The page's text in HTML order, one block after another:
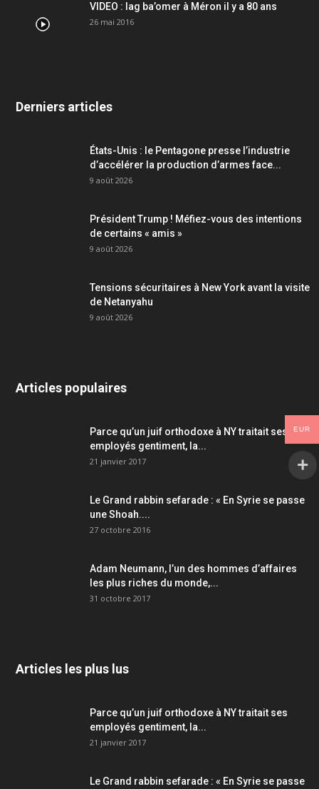
VIDEO : lag ba’omer à Méron il y a 80 ans
26 mai 2016
Derniers articles
États-Unis : le Pentagone presse l’industrie
d’accélérer la production d’armes face...
9 août 2026
Président Trump ! Méfiez-vous des intentions
de certains « amis »
9 août 2026
Tensions sécuritaires à New York avant la visite
de Netanyahu
9 août 2026
Articles populaires
Parce qu’un juif orthodoxe à NY traitait ses
employés gentiment, la...
21 janvier 2017
Le Grand rabbin sefarade : « En Syrie se passe
une Shoah....
27 octobre 2016
Adam Neumann, l’un des hommes d’affaires
les plus riches du monde,...
31 octobre 2017
Articles les plus lus
Parce qu’un juif orthodoxe à NY traitait ses
employés gentiment, la...
21 janvier 2017
Le Grand rabbin sefarade : « En Syrie se passe
EUR